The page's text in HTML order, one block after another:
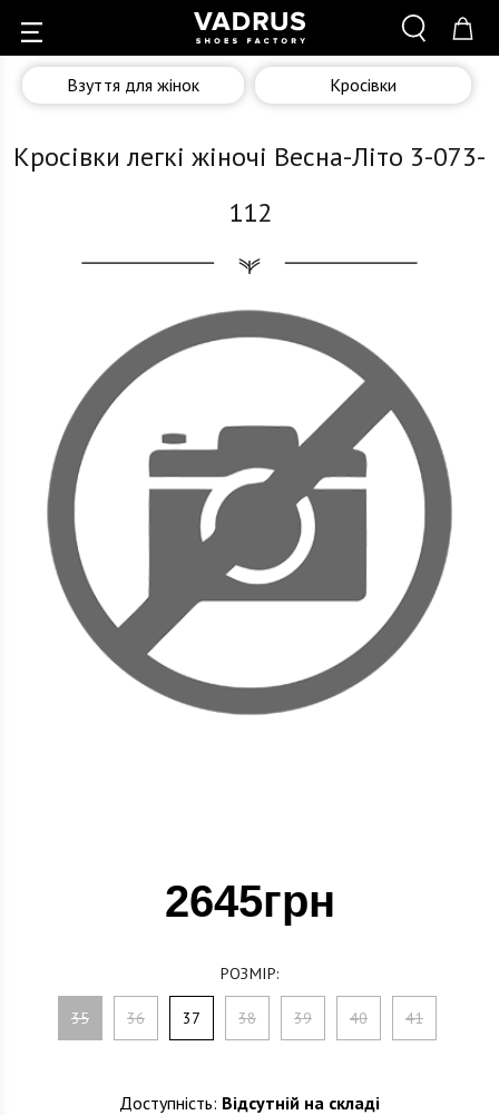
Взуття для жінок Кросівки
Кросівки легкі жіночі Весна-Літо 3-073-
112
2645грн
РОЗМІР:
35 36 37 38 39 40 41
Доступність: Відсутній на складі